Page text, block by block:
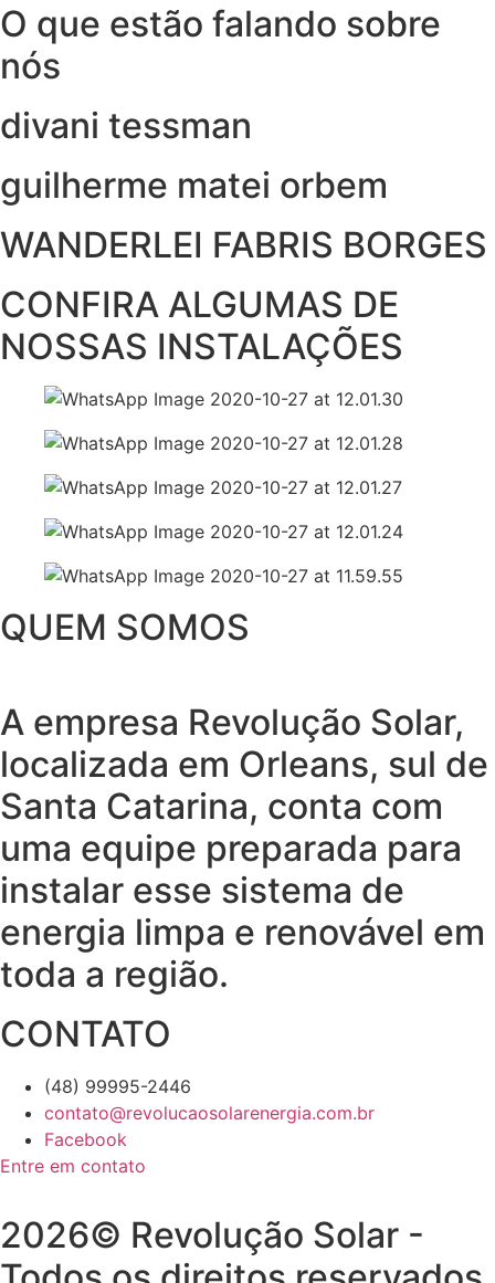
O que estão falando sobre
nós
divani tessman
guilherme matei orbem
WANDERLEI FABRIS BORGES
CONFIRA ALGUMAS DE
NOSSAS INSTALAÇÕES
QUEM SOMOS
A empresa Revolução Solar,
localizada em Orleans, sul de
Santa Catarina, conta com
uma equipe preparada para
instalar esse sistema de
energia limpa e renovável em
toda a região.
CONTATO
(48) 99995-2446
contato@revolucaosolarenergia.com.br
Facebook
Entre em contato
2026© Revolução Solar -